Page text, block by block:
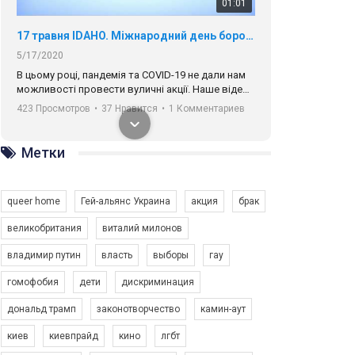
01:01
17 травня IDAHO. Міжнародний день боротьби з гомофобією трансфобією і біфобія.
5/17/2020
В цьому році, пандемія та COVІD-19 не дали нам
можливості провести вуличні акції. Наше відео-
звернення про те, що навіть коли ми у різних
містах та не можемо зустрінеться, ми разом. Ми
закликаємо всіх хто поділяє цінності рівності та
солідарності, приєднатися до нас. Регіональні
підрозділи ГАУ є в 16 областях України.
423 Просмотров • 37 Нравится • 1 Комментариев
Зупинимо насильство проти ЛГБТ в Україні! Stop violence against LGBT in Ukraine!
Емоційний та вражаючий промо-ролік на
Метки
queer home Гей-альянс Украина акция брак
великобритания виталий милонов
владимир путин власть выборы гау
гомофобия дети дискриминация
дональд трамп законотворчество камин-аут
киев киевпрайд кино лгбт